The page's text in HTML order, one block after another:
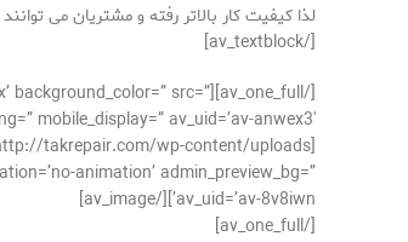
لذا کیفیت کار بالاتر رفته و مشتریان می
[/av_textblock]
background_color=” src=”
mobile_display=” av_uid=’av-anwex3′]
animation’ admin_preview_bg=”
av_uid=’av-8v8iwn’][/av_image]
[/av_one_full]